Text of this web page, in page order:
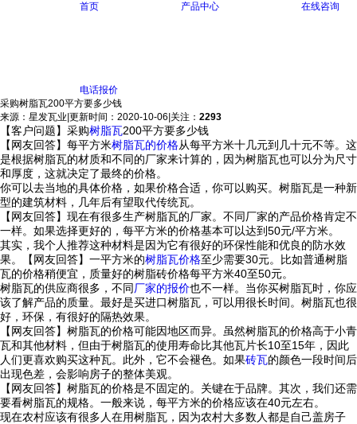
首页 产品中心 在线咨询
电话报价
采购树脂瓦200平方要多少钱
来源：星发瓦业 更新时间：2020-10-06 关注： 2293
【客户问题】采购树脂瓦200平方要多少钱
【网友回答】每平方米树脂瓦的价格从每平方米十几元到几十元不等。这
是根据树脂瓦的材质和不同的厂家来计算的，因为树脂瓦也可以分为尺寸
和厚度，这就决定了最终的价格。
你可以去当地的具体价格，如果价格合适，你可以购买。树脂瓦是一种新
型的建筑材料，几年后有望取代传统瓦。
【网友回答】现在有很多生产树脂瓦的厂家。不同厂家的产品价格肯定不
一样。如果选择更好的，每平方米的价格基本可以达到50元/平方米。
其实，我个人推荐这种材料是因为它有很好的环保性能和优良的防水效
果。【网友回答】一平方米的树脂瓦价格至少需要30元。比如普通树脂
瓦的价格稍便宜，质量好的树脂砖价格每平方米40至50元。
树脂瓦的供应商很多，不同厂家的报价也不一样。当你买树脂瓦时，你应
该了解产品的质量。最好是买进口树脂瓦，可以用很长时间。树脂瓦也很
好，环保，有很好的隔热效果。
【网友回答】树脂瓦的价格可能因地区而异。虽然树脂瓦的价格高于小青
瓦和其他材料，但由于树脂瓦的使用寿命比其他瓦片长10至15年，因此
人们更喜欢购买这种瓦。此外，它不会褪色。如果砖瓦的颜色一段时间后
出现色差，会影响房子的整体美观。
【网友回答】树脂瓦的价格是不固定的。关键在于品牌。其次，我们还需
要看树脂瓦的规格。一般来说，每平方米的价格应该在40元左右。
现在农村应该有很多人在用树脂瓦，因为农村大多数人都是自己盖房子